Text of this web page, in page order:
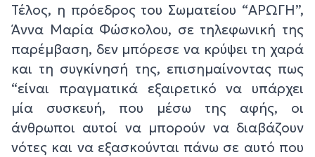
Τέλος, η πρόεδρος του Σωματείου “ΑΡΩΓΗ”,
Άννα Μαρία Φώσκολου, σε τηλεφωνική της
παρέμβαση, δεν μπόρεσε να κρύψει τη χαρά
και τη συγκίνησή της, επισημαίνοντας πως
“είναι πραγματικά εξαιρετικό να υπάρχει
μία συσκευή, που μέσω της αφής, οι
άνθρωποι αυτοί να μπορούν να διαβάζουν
νότες και να εξασκούνται πάνω σε αυτό που